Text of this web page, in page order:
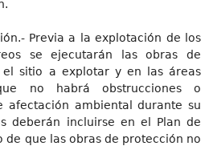
Previa a la explotación de los
se ejecutarán las obras de
el sitio a explotar y en las áreas
no habrá obstrucciones o
afectación ambiental durante su
deberán incluirse en el Plan de
de que las obras de protección no